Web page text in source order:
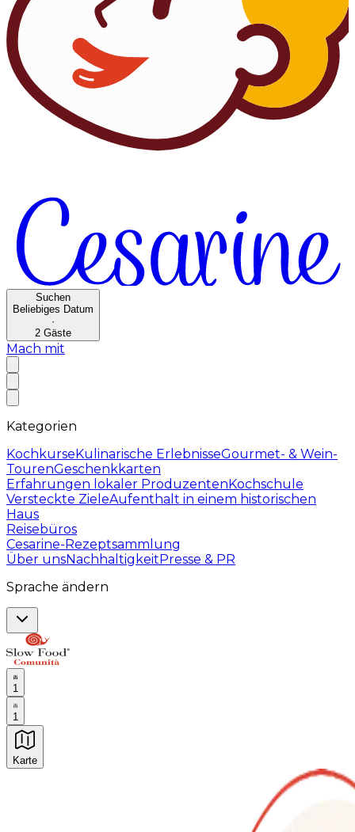
Suchen
Beliebiges Datum
·
2 Gäste
Mach mit
Kategorien
KochkurseKulinarische ErlebnisseGourmet- & Wein-
TourenGeschenkkarten
Erfahrungen lokaler ProduzentenKochschule
Versteckte ZieleAufenthalt in einem historischen
Haus
Reisebüros
Cesarine-Rezeptsammlung
Über unsNachhaltigkeitPresse & PR
Sprache ändern
1
1
Karte
Unvergessliche kulinarische Erlebnisse: